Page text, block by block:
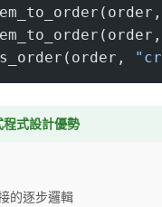
式設計優勢
的逐步邏輯